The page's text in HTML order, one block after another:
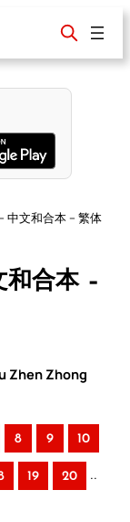
中文和合本 – 繁体
和合本 –
Zhen Zhong
8 9 10
19 20 ..